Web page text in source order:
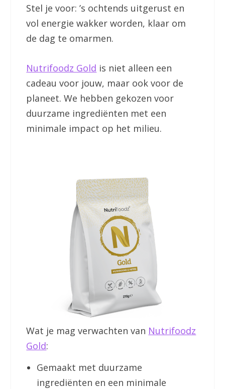
Stel je voor: ’s ochtends uitgerust en
vol energie wakker worden, klaar om
de dag te omarmen.
Nutrifoodz Gold is niet alleen een
cadeau voor jouw, maar ook voor de
planeet. We hebben gekozen voor
duurzame ingrediënten met een
minimale impact op het milieu.
Wat je mag verwachten van Nutrifoodz
Gold:
Gemaakt met duurzame
ingrediënten en een minimale